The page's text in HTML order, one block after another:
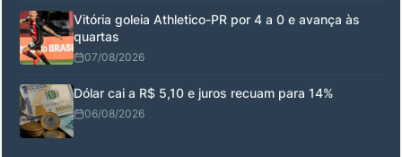
Vitória goleia Athletico-PR por 4 a 0 e avança às
quartas
07/08/2026
Dólar cai a R$ 5,10 e juros recuam para 14%
06/08/2026